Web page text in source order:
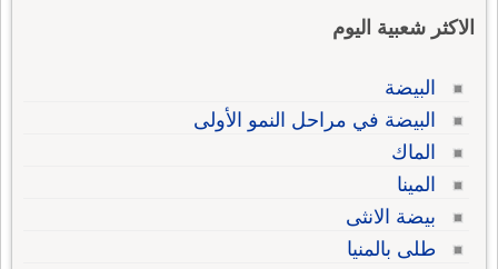
الاكثر شعبية اليوم
البيضة
البيضة في مراحل النمو الأولى
الماك
المينا
بيضة الانثى
طلى بالمنيا